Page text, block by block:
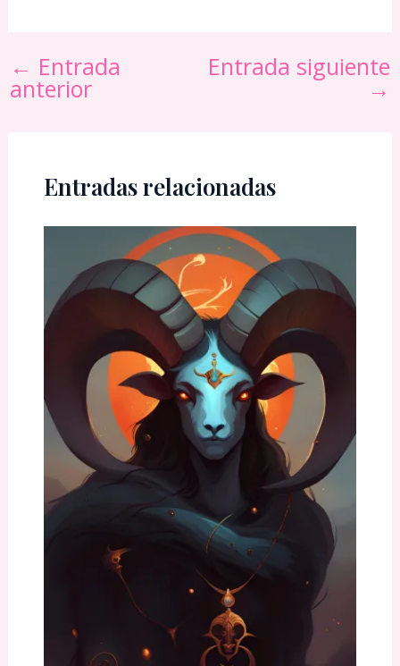
← Entrada
anterior
Entrada siguiente
→
Entradas relacionadas